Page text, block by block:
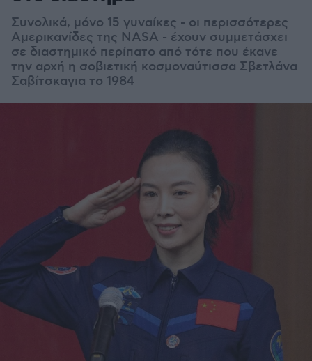
Συνολικά, μόνο 15 γυναίκες - οι περισσότερες
Αμερικανίδες της NASA - έχουν συμμετάσχει
σε διαστημικό περίπατο από τότε που έκανε
την αρχή η σοβιετική κοσμοναύτισσα Σβετλάνα
Σαβίτσκαγια το 1984